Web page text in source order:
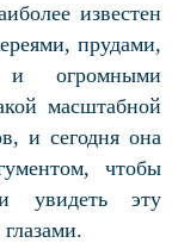
известен
прудами,
и огромными
масштабной
и сегодня она
чтобы
увидеть эту